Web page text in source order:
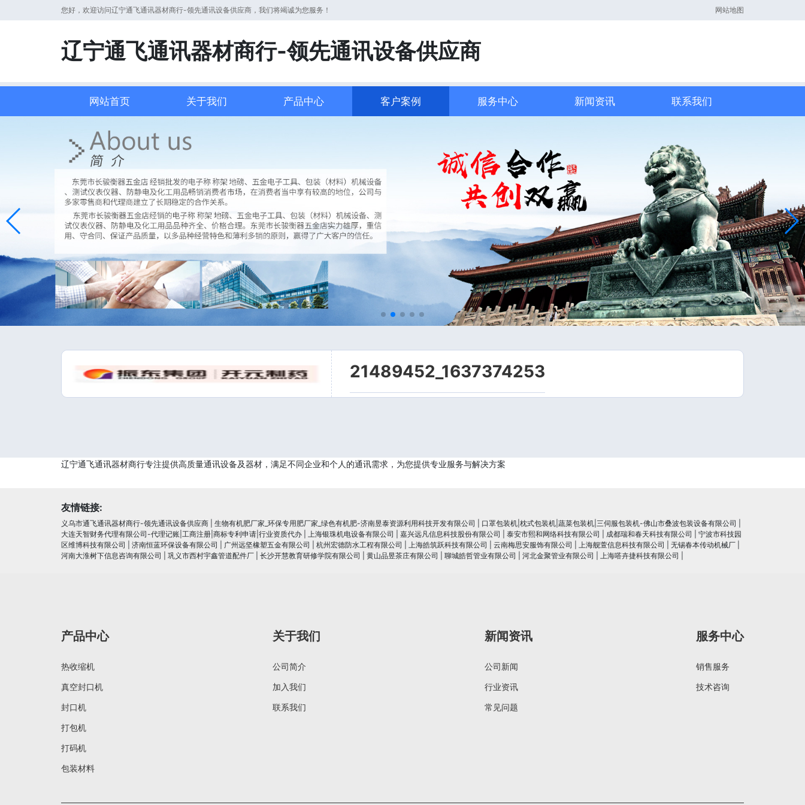
您好，欢迎访问辽宁通飞通讯器材商行-领先通讯设备供应商，我们将竭诚为您服务！ 网站地图
辽宁通飞通讯器材商行-领先通讯设备供应商
网站首页 关于我们 产品中心 客户案例 服务中心 新闻资讯 联系我们
21489452_1637374253
辽宁通飞通讯器材商行专注提供高质量通讯设备及器材，满足不同企业和个人的通讯需求，为您提供专业服务与解决方案
友情链接:
义乌市通飞通讯器材商行-领先通讯设备供应商 生物有机肥厂家_环保专用肥厂家_绿色有机肥-济南昱泰资源利用科技开发有限公司 口罩包装机|枕式包装机|蔬菜包装机|三伺服包装机-佛山市叠波包装设备有限公司
大连天智财务代理有限公司-代理记账|工商注册|商标专利申请|行业资质代办
上海银珠机电设备有限公司 嘉兴远凡信息科技股份有限公司 泰安市熙和网络科技有限公司 成都瑞和春天科技有限公司
宁波市科技园
区维博科技有限公司
济南恒蓝环保设备有限公司 广州远坚橡塑五金有限公司 杭州宏德防水工程有限公司 上海皓筑跃科技有限公司 云南梅思安服饰有限公司 上海舰萱信息科技有限公司 无锡春本传动机械厂
河南大淮树下信息咨询有限公司
巩义市西村宇鑫管道配件厂 长沙开慧教育研修学院有限公司 黄山品昱茶庄有限公司 聊城皓哲管业有限公司 河北金聚管业有限公司 上海嗒卉捷科技有限公司
产品中心
热收缩机
真空封口机
封口机
打包机
打码机
包装材料
关于我们
公司简介
加入我们
联系我们
新闻资讯
公司新闻
行业资讯
常见问题
服务中心
销售服务
技术咨询